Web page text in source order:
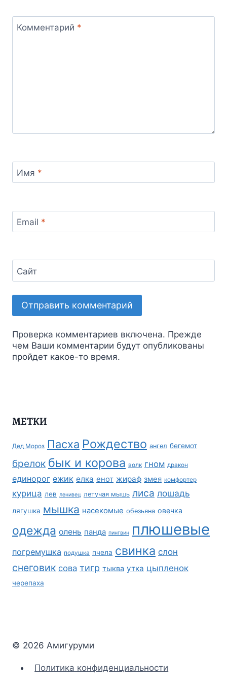
Комментарий *
Имя *
Email *
Сайт
Проверка комментариев включена. Прежде
чем Ваши комментарии будут опубликованы
пройдет какое-то время.
МЕТКИ
Дед Мороз Пасха Рождество ангел бегемот
брелок бык и корова волк гном дракон
единорог ежик елка енот жираф змея комфортер
курица лев ленивец летучая мышь лиса лошадь
лягушка мышка насекомые обезьяна овечка
одежда олень панда пингвин плюшевые
погремушка подушка пчела свинка слон
снеговик сова тигр тыква утка цыпленок
черепаха
© 2026 Амигуруми
Политика конфиденциальности